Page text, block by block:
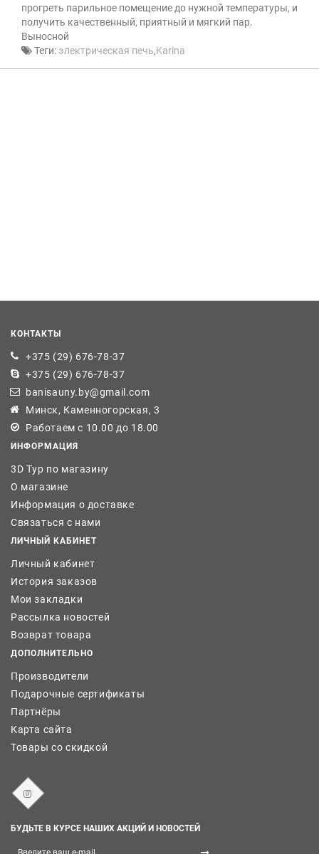
прогреть парильное помещение до нужной температуры, и
получить качественный, приятный и мягкий пар.
Выносной
Теги: электрическая печь,Karina
КОНТАКТЫ
+375 (29) 676-78-37
+375 (29) 676-78-37
banisauny.by@gmail.com
Минск, Каменногорская, 3
Работаем с 10.00 до 18.00
ИНФОРМАЦИЯ
3D Тур по магазину
О магазине
Информация о доставке
Связаться с нами
ЛИЧНЫЙ КАБИНЕТ
Личный кабинет
История заказов
Мои закладки
Рассылка новостей
Возврат товара
ДОПОЛНИТЕЛЬНО
Производители
Подарочные сертификаты
Партнёры
Карта сайта
Товары со скидкой
БУДЬТЕ В КУРСЕ НАШИХ АКЦИЙ И НОВОСТЕЙ